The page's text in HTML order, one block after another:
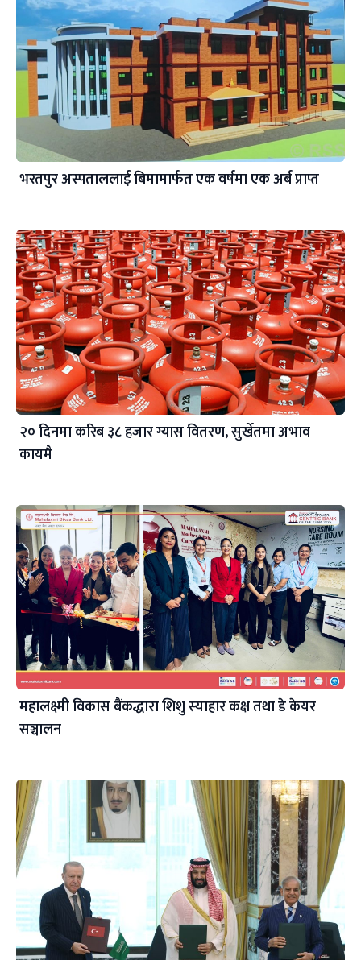
भरतपुर अस्पताललाई बिमामार्फत एक वर्षमा एक अर्ब प्राप्त
२० दिनमा करिब ३८ हजार ग्यास वितरण, सुर्खेतमा अभाव
कायमै
महालक्ष्मी विकास बैंकद्धारा शिशु स्याहार कक्ष तथा डे केयर
सञ्चालन